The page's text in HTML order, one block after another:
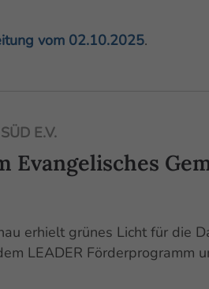
vom 02.10.2025.
E.V.
Evangelisches
erhielt grünes Licht für die
LEADER Förderprogramm